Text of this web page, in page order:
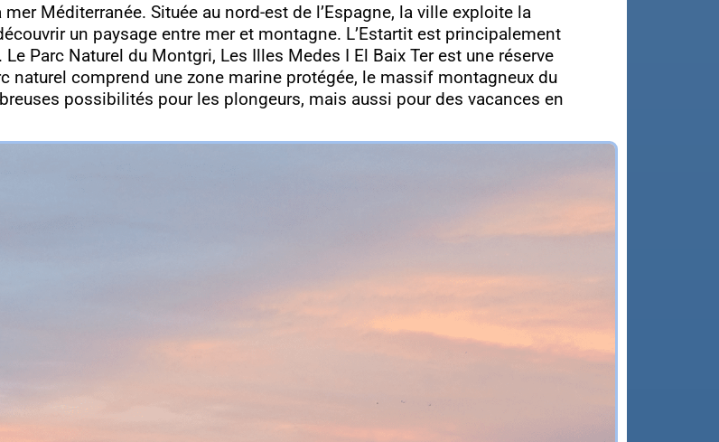
Méditerranée. Située au nord-est de l’Espagne, la ville exploite la
un paysage entre mer et montagne. L’Estartit est principalement
Parc Naturel du Montgri, Les Illes Medes I El Baix Ter est une réserve
naturel comprend une zone marine protégée, le massif montagneux du
possibilités pour les plongeurs, mais aussi pour des vacances en